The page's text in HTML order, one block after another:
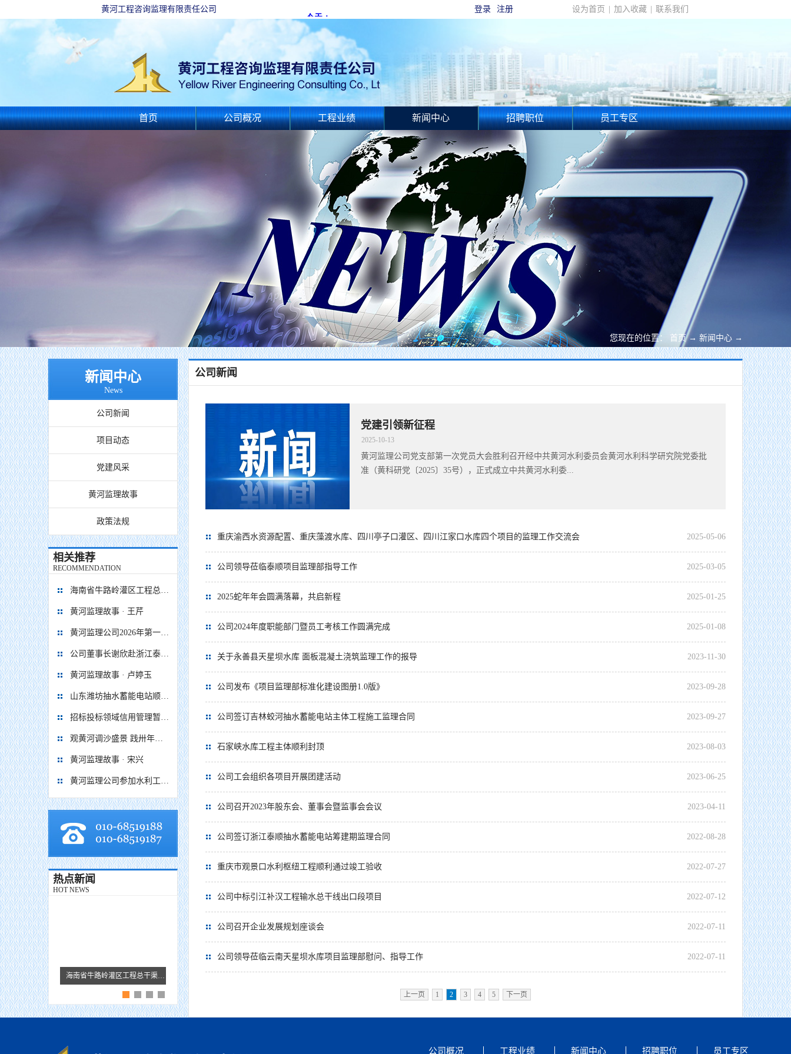
黄河工程咨询监理有限责任公司 设为首页 加入收藏 联系我们
登录 注册
首页 公司概况 工程业绩 新闻中心 招聘职位 员工专区
新闻中心
News
公司新闻
项目动态
党建风采
黄河监理故事
政策法规
相关推荐
RECOMMENDATION
海南省牛路岭灌区工程总干渠1#隧洞无压段提前5个月贯通
黄河监理故事 · 王芹
黄河监理公司2026年第一次 股东会、董事会、监事会顺利召开
公司董事长谢欣赴浙江泰顺抽水蓄能电站项目调研慰问
黄河监理故事 · 卢婷玉
山东潍坊抽水蓄能电站顺利通过蓄水阶段移民安置省级终验
招标投标领域信用管理暂行办法
观黄河调沙盛景 践卅年监理初心
黄河监理故事 · 宋兴
黄河监理公司参加水利工程移民安置监督评估企业座谈会
热点新闻
HOT NEWS
海南省牛路岭灌区工程总干渠1#隧洞无压段提前5个月贯通
您现在的位置： 首页 → 新闻中心 →
公司新闻
党建引领新征程
黄河监理公司党支部第一次党员大会胜利召开经中共黄河水利委员会黄河水利科学研究院党委批
准（黄科研党〔2025〕35号），正式成立中共黄河水利委...
2025-10-13
重庆渝西水资源配置、重庆藻渡水库、四川亭子口灌区、四川江家口水库四个项目的监理工作交流会 2025-05-06
公司领导莅临泰顺项目监理部指导工作 2025-03-05
2025蛇年年会圆满落幕，共启新程 2025-01-25
公司2024年度职能部门暨员工考核工作圆满完成 2025-01-08
关于永善县天星坝水库 面板混凝土浇筑监理工作的报导 2023-11-30
公司发布《项目监理部标准化建设图册1.0版》 2023-09-28
公司签订吉林蛟河抽水蓄能电站主体工程施工监理合同 2023-09-27
石家峡水库工程主体顺利封顶 2023-08-03
公司工会组织各项目开展团建活动 2023-06-25
公司召开2023年股东会、董事会暨监事会会议 2023-04-11
公司签订浙江泰顺抽水蓄能电站筹建期监理合同 2022-08-28
重庆市观景口水利枢纽工程顺利通过竣工验收 2022-07-27
公司中标引江补汉工程输水总干线出口段项目 2022-07-12
公司召开企业发展规划座谈会 2022-07-11
公司领导莅临云南天星坝水库项目监理部慰问、指导工作 2022-07-11
上一页 1 2 3 4 5 下一页
公司概况 工程业绩 新闻中心 招聘职位 员工专区